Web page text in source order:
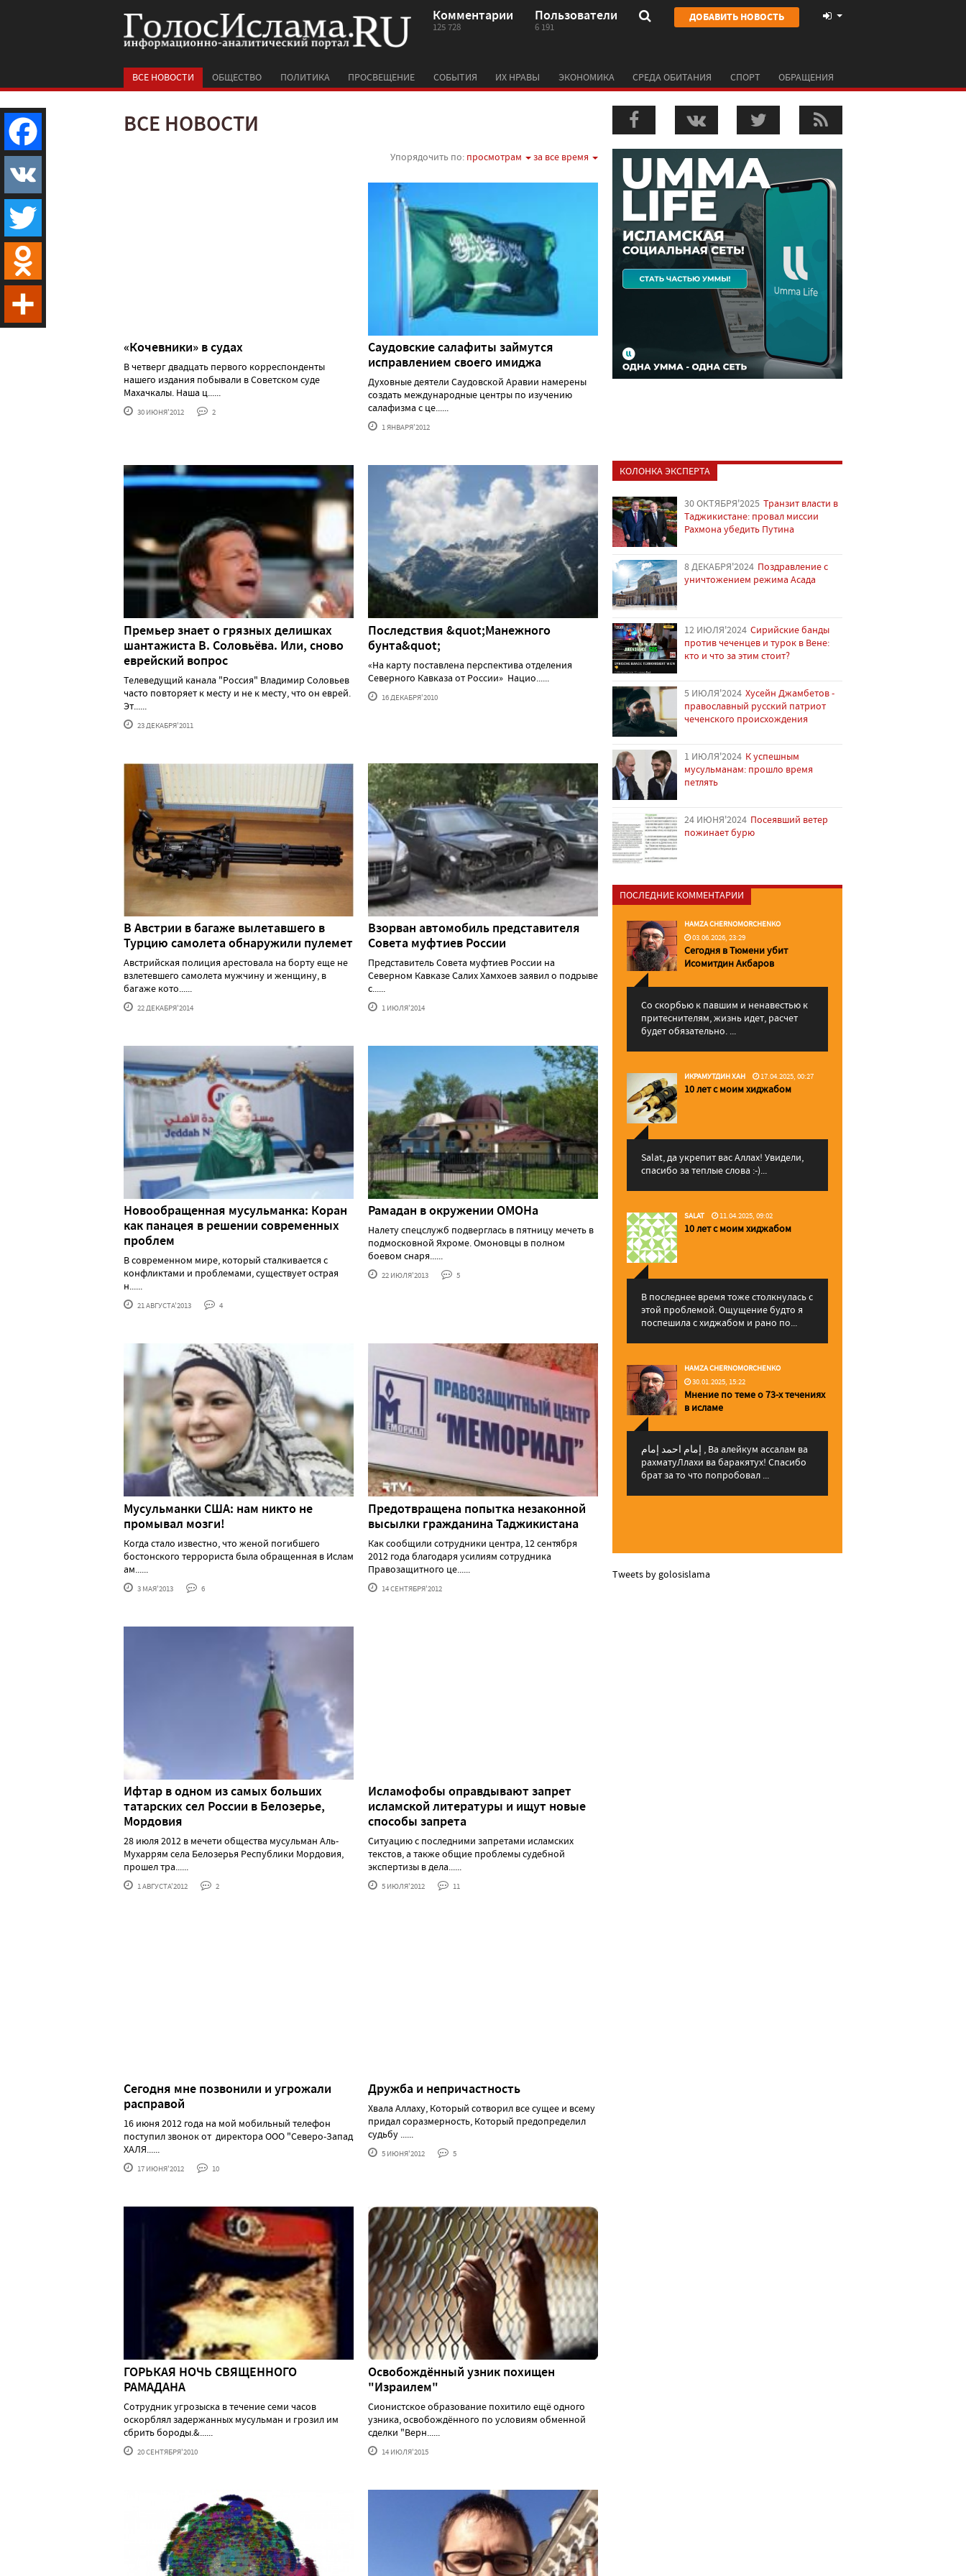
Комментарии
125 728
Пользователи
6 191
ДОБАВИТЬ НОВОСТЬ
ВСЕ НОВОСТИ ОБЩЕСТВО ПОЛИТИКА ПРОСВЕЩЕНИЕ СОБЫТИЯ ИХ НРАВЫ ЭКОНОМИКА СРЕДА ОБИТАНИЯ СПОРТ ОБРАЩЕНИЯ
ВСЕ НОВОСТИ
Упорядочить по: просмотрам за все время
«Кочевники» в судах
В четверг двадцать первого корреспонденты
нашего издания побывали в Советском суде
Махачкалы. Наша ц......
30 ИЮНЯ'2012 2
Саудовские салафиты займутся
исправлением своего имиджа
Духовные деятели Саудовской Аравии намерены
создать международные центры по изучению
салафизма с це......
1 ЯНВАРЯ'2012
Премьер знает о грязных делишках
шантажиста В. Соловьёва. Или, сново
еврейский вопрос
Телеведущий канала "Россия" Владимир Соловьев
часто повторяет к месту и не к месту, что он еврей.
Эт......
23 ДЕКАБРЯ'2011
Последствия &quot;Манежного
бунта&quot;
«На карту поставлена перспектива отделения
Северного Кавказа от России» Нацио......
16 ДЕКАБРЯ'2010
В Австрии в багаже вылетавшего в
Турцию самолета обнаружили пулемет
Австрийская полиция арестовала на борту еще не
взлетевшего самолета мужчину и женщину, в
багаже кото......
22 ДЕКАБРЯ'2014
Взорван автомобиль представителя
Совета муфтиев России
Представитель Совета муфтиев России на
Северном Кавказе Салих Хамхоев заявил о подрыве
с......
1 ИЮЛЯ'2014
Новообращенная мусульманка: Коран
как панацея в решении современных
проблем
В современном мире, который сталкивается с
конфликтами и проблемами, существует острая
н......
21 АВГУСТА'2013 4
Рамадан в окружении ОМОНа
Налету спецслужб подверглась в пятницу мечеть в
подмосковной Яхроме. Омоновцы в полном
боевом снаря......
22 ИЮЛЯ'2013 5
Мусульманки США: нам никто не
промывал мозги!
Когда стало известно, что женой погибшего
бостонского террориста была обращенная в Ислам
ам......
3 МАЯ'2013 6
Предотвращена попытка незаконной
высылки гражданина Таджикистана
Как сообщили сотрудники центра, 12 сентября
2012 года благодаря усилиям сотрудника
Правозащитного це......
14 СЕНТЯБРЯ'2012
Ифтар в одном из самых больших
татарских сел России в Белозерье,
Мордовия
28 июля 2012 в мечети общества мусульман Аль-
Мухаррям села Белозерья Республики Мордовия,
прошел тра......
1 АВГУСТА'2012 2
Исламофобы оправдывают запрет
исламской литературы и ищут новые
способы запрета
Ситуацию с последними запретами исламских
текстов, а также общие проблемы судебной
экспертизы в дела......
5 ИЮЛЯ'2012 11
Сегодня мне позвонили и угрожали
расправой
16 июня 2012 года на мой мобильный телефон
поступил звонок от директора ООО "Северо-Запад
ХАЛЯ......
17 ИЮНЯ'2012 10
Дружба и непричастность
Хвала Аллаху, Который сотворил все сущее и всему
придал соразмерность, Который предопределил
судьбу ......
5 ИЮНЯ'2012 5
ГОРЬКАЯ НОЧЬ СВЯЩЕННОГО
РАМАДАНА
Сотрудник угрозыска в течение семи часов
оскорблял задержанных мусульман и грозил им
сбрить бороды.&......
20 СЕНТЯБРЯ'2010
Освобождённый узник похищен
"Израилем"
Сионистское образование похитило ещё одного
узника, освобождённого по условиям обменной
сделки "Верн......
14 ИЮЛЯ'2015
КОЛОНКА ЭКСПЕРТА
30 ОКТЯБРЯ'2025 Транзит власти в
Таджикистане: провал миссии
Рахмона убедить Путина
8 ДЕКАБРЯ'2024 Поздравление с
уничтожением режима Асада
12 ИЮЛЯ'2024 Сирийские банды
против чеченцев и турок в Вене:
кто и что за этим стоит?
5 ИЮЛЯ'2024 Хусейн Джамбетов -
православный русский патриот
чеченского происхождения
1 ИЮЛЯ'2024 К успешным
мусульманам: прошло время
петлять
24 ИЮНЯ'2024 Посеявший ветер
пожинает бурю
ПОСЛЕДНИЕ КОММЕНТАРИИ
HAMZA CHERNOMORCHENKO
03.06.2026, 23:29
Сегодня в Тюмени убит
Исомитдин Акбаров
Со скорбью к павшим и ненавестью к
притеснителям, жизнь идет, расчет
будет обязательно. ...
ИКРАМУТДИН ХАН 17.04.2025, 00:27
10 лет с моим хиджабом
Salat, да укрепит вас Аллаx! Увидели,
спасибо за теплые слова :-)...
SALAT 11.04.2025, 09:02
10 лет с моим хиджабом
В последнее время тоже столкнулась с
этой проблемой. Ощущение будто я
поспешила с хиджабом и рано по...
HAMZA CHERNOMORCHENKO
30.01.2025, 15:22
Мнение по теме о 73-х течениях
в исламе
إمام احمد إمام , Ва алейкум ассалам ва
рахматуЛлахи ва баракятух! Спасибо
брат за то что попробовал ...
Tweets by golosislama
Facebook
VK
Twitter
Odnoklassniki